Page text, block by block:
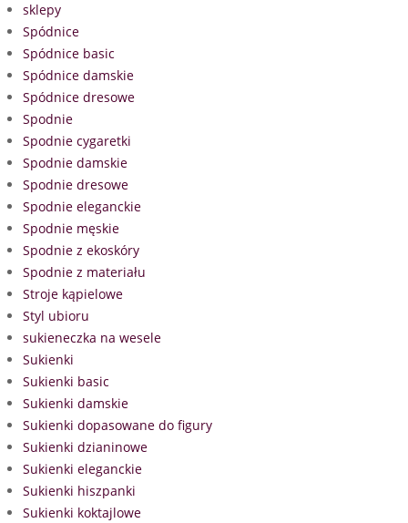
sklepy
Spódnice
Spódnice basic
Spódnice damskie
Spódnice dresowe
Spodnie
Spodnie cygaretki
Spodnie damskie
Spodnie dresowe
Spodnie eleganckie
Spodnie męskie
Spodnie z ekoskóry
Spodnie z materiału
Stroje kąpielowe
Styl ubioru
sukieneczka na wesele
Sukienki
Sukienki basic
Sukienki damskie
Sukienki dopasowane do figury
Sukienki dzianinowe
Sukienki eleganckie
Sukienki hiszpanki
Sukienki koktajlowe